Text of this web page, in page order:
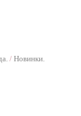
/ Новинки.